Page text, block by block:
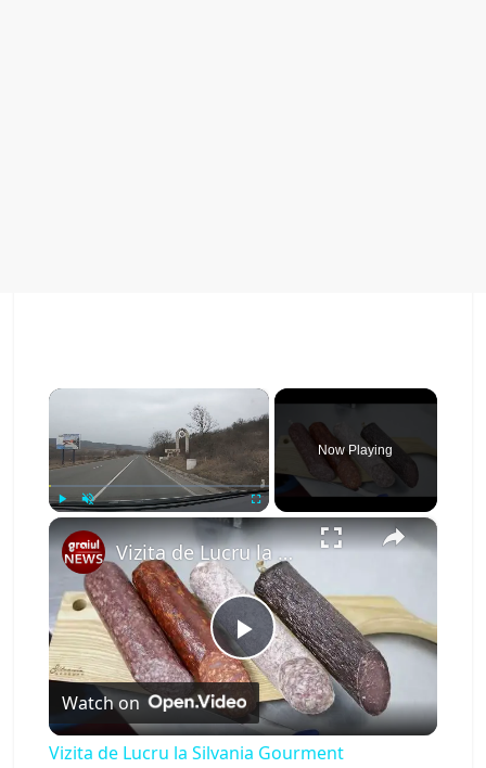
×
Unmute Fullscreen
Now Playing
×
P
l
Vizita de Lucru la Silvania Gourment
Watch on
Vizita de Lucru la Silvania Gourment